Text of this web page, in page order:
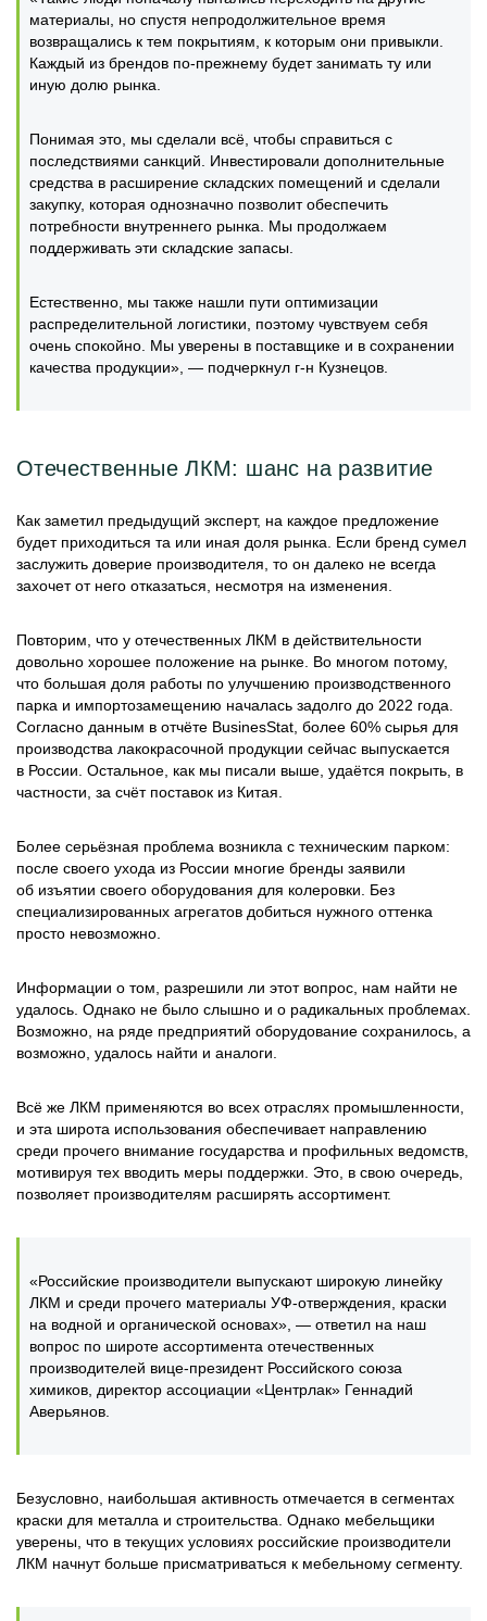
материалы, но спустя непродолжительное время
возвращались к тем покрытиям, к которым они привыкли.
Каждый из брендов по-прежнему будет занимать ту или
иную долю рынка.
Понимая это, мы сделали всё, чтобы справиться с
последствиями санкций. Инвестировали дополнительные
средства в расширение складских помещений и сделали
закупку, которая однозначно позволит обеспечить
потребности внутреннего рынка. Мы продолжаем
поддерживать эти складские запасы.
Естественно, мы также нашли пути оптимизации
распределительной логистики, поэтому чувствуем себя
очень спокойно. Мы уверены в поставщике и в сохранении
качества продукции», — подчеркнул г-н Кузнецов.
Отечественные ЛКМ: шанс на развитие
Как заметил предыдущий эксперт, на каждое предложение
будет приходиться та или иная доля рынка. Если бренд сумел
заслужить доверие производителя, то он далеко не всегда
захочет от него отказаться, несмотря на изменения.
Повторим, что у отечественных ЛКМ в действительности
довольно хорошее положение на рынке. Во многом потому,
что большая доля работы по улучшению производственного
парка и импортозамещению началась задолго до 2022 года.
Согласно данным в отчёте BusinesStat, более 60% сырья для
производства лакокрасочной продукции сейчас выпускается
в России. Остальное, как мы писали выше, удаётся покрыть, в
частности, за счёт поставок из Китая.
Более серьёзная проблема возникла с техническим парком:
после своего ухода из России многие бренды заявили
об изъятии своего оборудования для колеровки. Без
специализированных агрегатов добиться нужного оттенка
просто невозможно.
Информации о том, разрешили ли этот вопрос, нам найти не
удалось. Однако не было слышно и о радикальных проблемах.
Возможно, на ряде предприятий оборудование сохранилось, а
возможно, удалось найти и аналоги.
Всё же ЛКМ применяются во всех отраслях промышленности,
и эта широта использования обеспечивает направлению
среди прочего внимание государства и профильных ведомств,
мотивируя тех вводить меры поддержки. Это, в свою очередь,
позволяет производителям расширять ассортимент.
«Российские производители выпускают широкую линейку
ЛКМ и среди прочего материалы УФ-отверждения, краски
на водной и органической основах», — ответил на наш
вопрос по широте ассортимента отечественных
производителей вице-президент Российского союза
химиков, директор ассоциации «Центрлак» Геннадий
Аверьянов.
Безусловно, наибольшая активность отмечается в сегментах
краски для металла и строительства. Однако мебельщики
уверены, что в текущих условиях российские производители
ЛКМ начнут больше присматриваться к мебельному сегменту.